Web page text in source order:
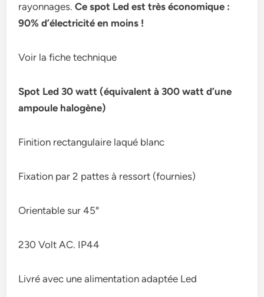
rayonnages.Ce spot Led est très économique :
90% d’électricité en moins !
Voir la fiche technique
Spot Led 30 watt (équivalent à 300 watt d’une
ampoule halogène)
Finition rectangulaire laqué blanc
Fixation par 2 pattes à ressort (fournies)
Orientable sur 45°
230 Volt AC. IP44
Livré avec une alimentation adaptée Led